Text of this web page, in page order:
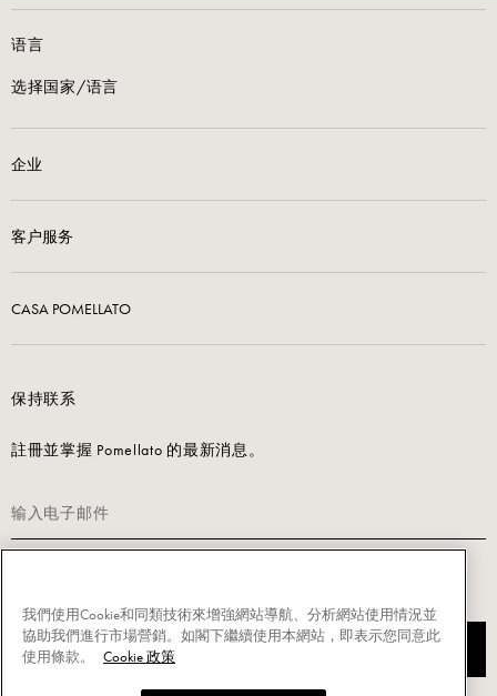
语言
选择国家/语言
企业
客户服务
CASA POMELLATO
保持联系
註冊並掌握 Pomellato 的最新消息。
注册订阅
我們使用Cookie和同類技術來增強網站導航、分析網站使用情況並
協助我們進行市場營銷。如閣下繼續使用本網站，即表示您同意此
使用條款。
Cookie 政策